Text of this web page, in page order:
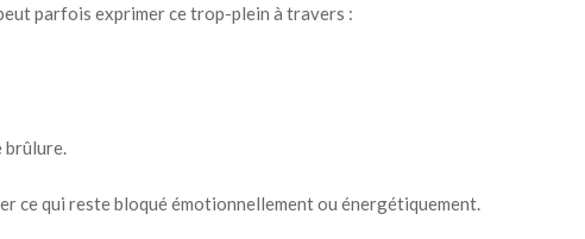
parfois exprimer ce trop-plein à travers :
brûlure.
ce qui reste bloqué émotionnellement ou énergétiquement.